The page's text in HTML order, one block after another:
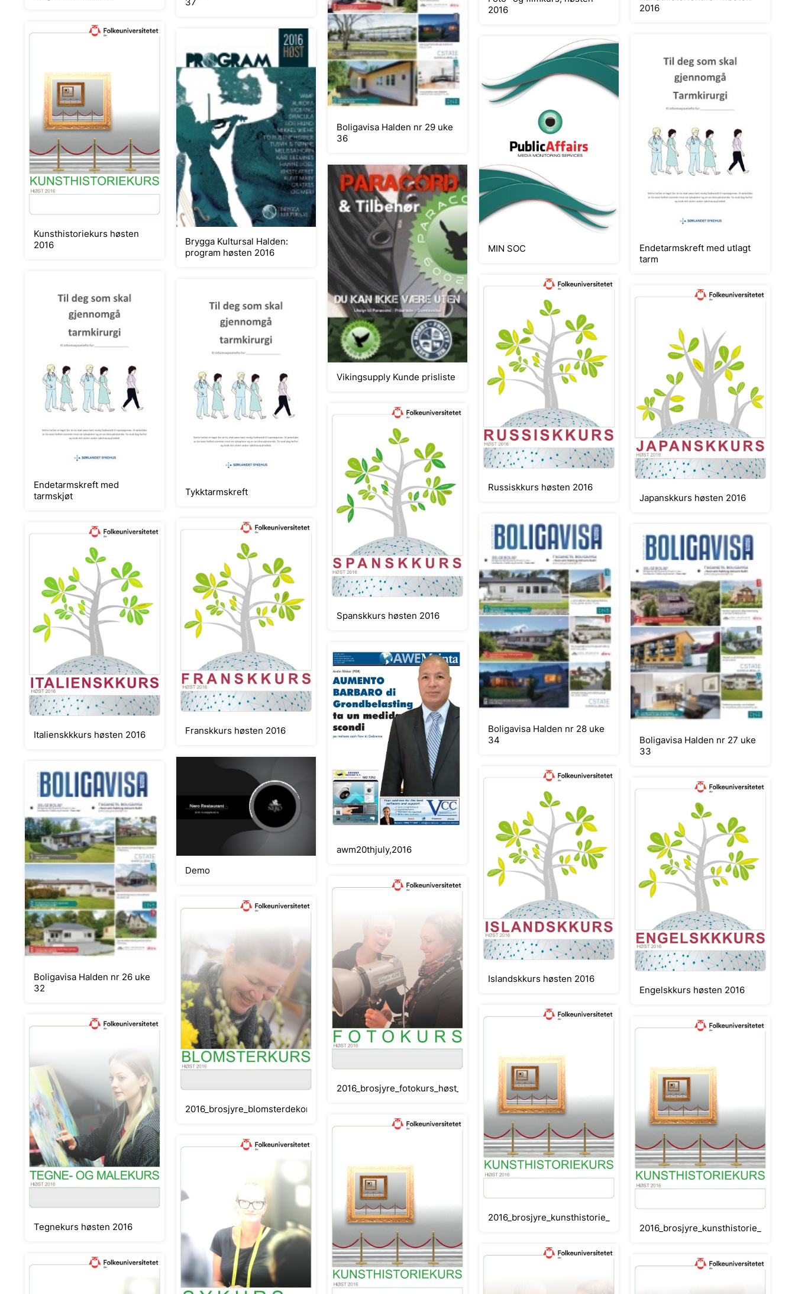
2016
2016
Kunsthistoriekurs høsten
2016
Brygga Kultursal Halden:
program høsten 2016
Boligavisa Halden nr 29 uke
36
MIN SOC
Endetarmskreft med utlagt
tarm
Endetarmskreft med
tarmskjøt
Tykktarmskreft
Vikingsupply Kunde prisliste
Russiskkurs høsten 2016
Japanskkurs høsten 2016
Italienskkkurs høsten 2016 Franskkurs høsten 2016
Spanskkurs høsten 2016
Boligavisa Halden nr 28 uke
34
Boligavisa Halden nr 27 uke
33
Boligavisa Halden nr 26 uke
32
Demo
awm20thjuly,2016
Islandskkurs høsten 2016
Engelskkurs høsten 2016
Tegnekurs høsten 2016
2016_brosjyre_blomsterdekorasjonskurs_høst_Classical
2016_brosjyre_fotokurs_høst_Classical
2016_brosjyre_kunsthistorie_høst_Classical